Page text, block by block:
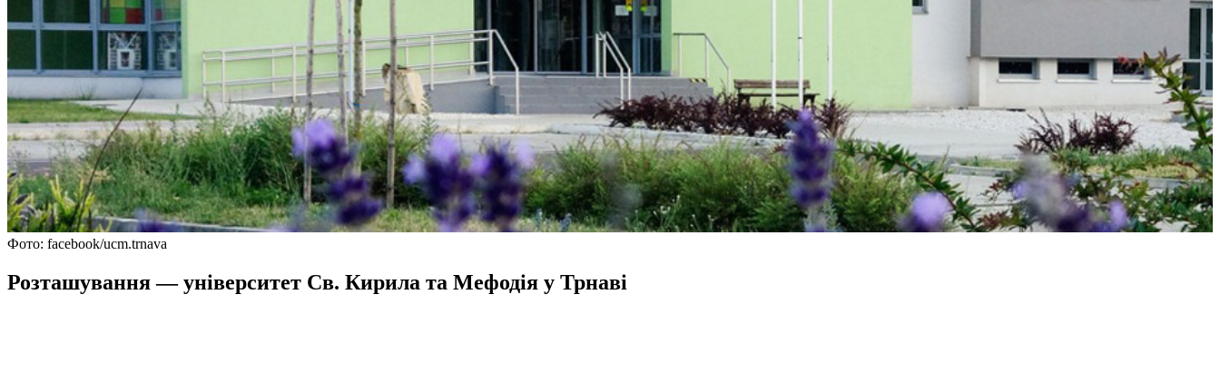
Фото: facebook/ucm.trnava
Розташування — університет Св. Кирила та Мефодія у Трнаві